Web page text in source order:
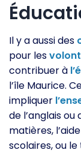
Il y a aussi des
pour les
contribuer à
l’île Maurice.
impliquer
de l’anglais ou
matières,
scolaires, ou